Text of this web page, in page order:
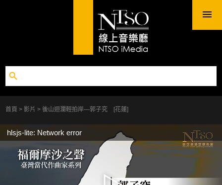
首頁 影片 後山迴瀾輕拍岸—郭子究 [花蓮]
hlsjs-lite: Network error